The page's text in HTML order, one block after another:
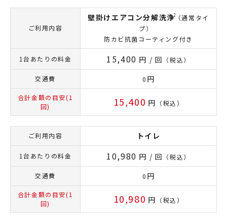
ご利用内容
壁掛けエアコン分解洗浄（通常タイ
プ）
防カビ抗菌コーティング付き
1台あたりの料金 15,400 円 / 回 （税込）
交通費 0 円
合計金額の目安(1
回)
15,400 円 （税込）
ご利用内容 トイレ
1台あたりの料金 10,980 円 / 回 （税込）
交通費 0 円
合計金額の目安(1
回)
10,980 円 （税込）